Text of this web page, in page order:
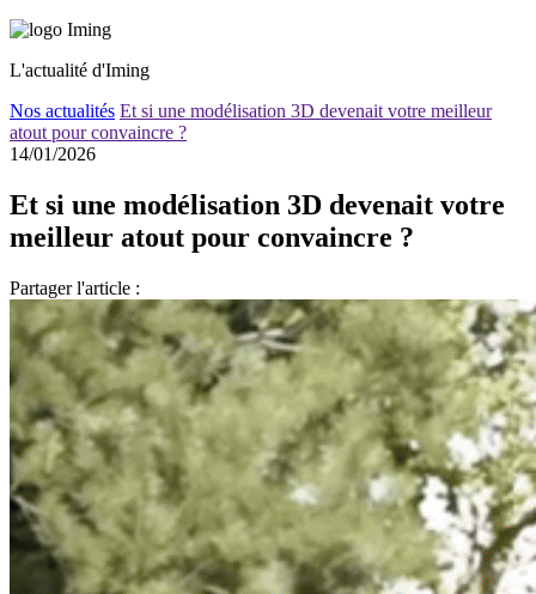
L'actualité d'Iming
Nos actualités Et si une modélisation 3D devenait votre meilleur
atout pour convaincre ?
14/01/2026
Et si une modélisation 3D devenait votre
meilleur atout pour convaincre ?
Partager l'article :